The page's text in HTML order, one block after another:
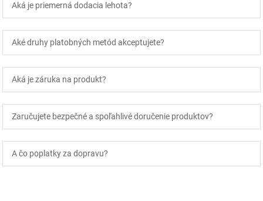
Aká je priemerná dodacia lehota?
Aké druhy platobných metód akceptujete?
Aká je záruka na produkt?
Zaručujete bezpečné a spoľahlivé doručenie produktov?
A čo poplatky za dopravu?